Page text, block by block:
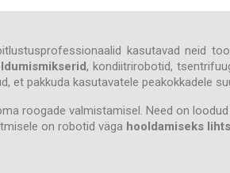
kasutavad neid
, kondiitrirobotid,
et pakkuda kasutavatele peakokkadele
roogade valmistamisel. Need on
on robotid väga hooldamiseks